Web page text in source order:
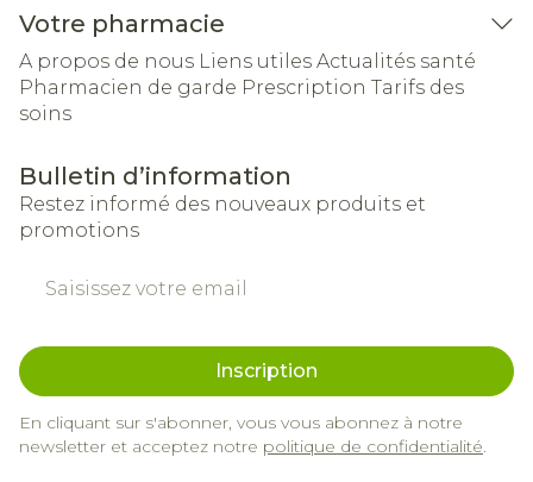
Votre pharmacie
A propos de nous Liens utiles Actualités santé
Pharmacien de garde Prescription Tarifs des
soins
Bulletin d’information
Restez informé des nouveaux produits et
promotions
Inscription
En cliquant sur s'abonner, vous vous abonnez à notre
newsletter et acceptez notre politique de confidentialité.